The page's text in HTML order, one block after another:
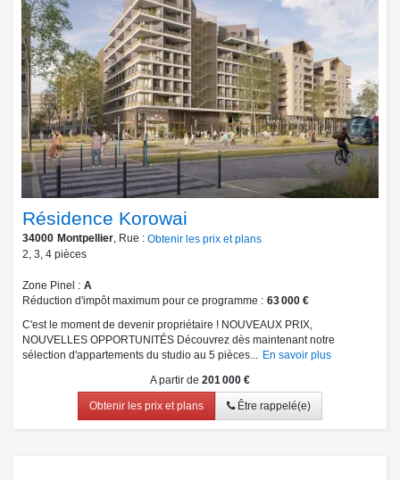
Résidence Korowai
34000 Montpellier , Rue : Obtenir les prix et plans
2 3 4 pièces
Zone Pinel
A
Réduction d'impôt maximum pour ce programme
63 000 €
C'est le moment de devenir propriétaire ! NOUVEAUX PRIX,
NOUVELLES OPPORTUNITÉS Découvrez dès maintenant notre
sélection d'appartements du studio au 5 pièces...
En savoir plus
A partir de 201 000 €
Obtenir les prix et plans Être rappelé(e)